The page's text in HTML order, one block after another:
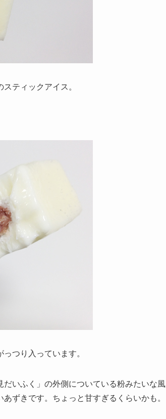
ティックアイス。
つり入っています。
いふく」の外側についている粉みたいな風
ずきです。ちょっと甘すぎるくらいかも。